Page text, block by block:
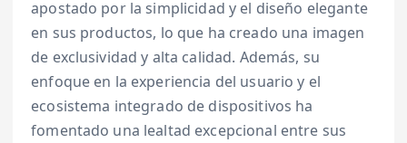
apostado por la simplicidad y el diseño elegante
en sus productos, lo que ha creado una imagen
de exclusividad y alta calidad. Además, su
enfoque en la experiencia del usuario y el
ecosistema integrado de dispositivos ha
fomentado una lealtad excepcional entre sus